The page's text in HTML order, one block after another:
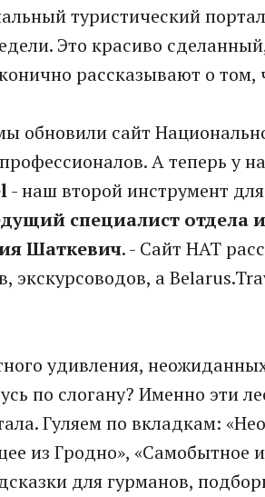
туристический
Это красиво
рассказывают о
обновили сайт
А теперь у
- наш второй инструмент
специалист
Шаткевич. - Сайт НАТ
экскурсоводов, а
удивления,
по слогану? Именно эти
Гуляем по вкладкам:
из Гродно»,
для гурманов,